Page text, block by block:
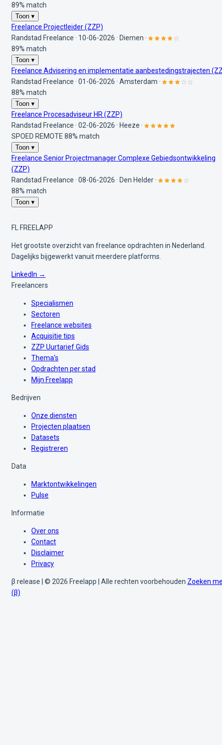
89% match
Toon ▾
Freelance Projectleider (ZZP)
Randstad Freelance · 10-06-2026 · Diemen ·
89% match
Toon ▾
Freelance Advisering en implementatie aanbestedingstrajecten
Randstad Freelance · 01-06-2026 · Amsterdam ·
88% match
Toon ▾
Freelance Procesadviseur HR (ZZP)
Randstad Freelance · 02-06-2026 · Heeze ·
SPOED REMOTE 88% match
Toon ▾
Freelance Senior Projectmanager Complexe Gebiedsontwikkeling
(ZZP)
Randstad Freelance · 08-06-2026 · Den Helder ·
88% match
Toon ▾
FL FREELAPP
Het grootste overzicht van freelance opdrachten in Nederland.
Dagelijks bijgewerkt vanuit meerdere platforms.
LinkedIn →
Freelancers
Specialismen
Sectoren
Freelance websites
Acquisitie tips
ZZP Uurtarief Gids
Thema's
Opdrachten per stad
Mijn Freelapp
Bedrijven
Onze diensten
Projecten plaatsen
Datasets
Registreren
Data
Marktontwikkelingen
Pulse
Informatie
Over ons
Contact
Disclaimer
Privacy
β release | © 2026 Freelapp | Alle rechten voorbehouden Zoeken
(β)